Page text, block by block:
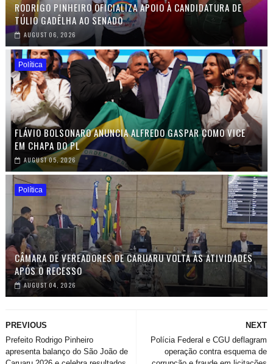
RODRIGO PINHEIRO OFICIALIZA APOIO À CANDIDATURA DE
TÚLIO GADÊLHA AO SENADO
AUGUST 06, 2026
Política
FLÁVIO BOLSONARO ANUNCIA ALFREDO GASPAR COMO VICE
EM CHAPA DO PL
AUGUST 05, 2026
Política
CÂMARA DE VEREADORES DE CARUARU VOLTA ÀS ATIVIDADES
APÓS O RECESSO
AUGUST 04, 2026
NEXT
Polícia Federal e CGU deflagram
operação contra esquema de
PREVIOUS
Prefeito Rodrigo Pinheiro
apresenta balanço do São João de